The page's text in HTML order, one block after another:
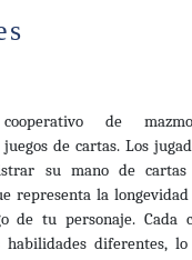
de
de cartas. Los
su mano de cartas
representa la
de tu personaje. Cada
habilidades diferentes,